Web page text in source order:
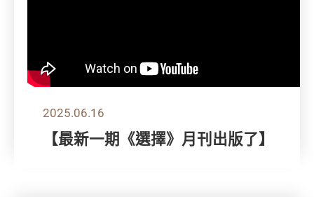
2025.06.16
【最新一期《選擇》月刊出版了】